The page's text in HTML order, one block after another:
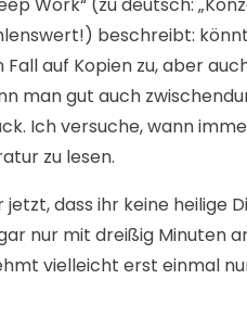
beschreibt:
auf Kopien zu, aber
man gut auch
Ich versuche, wann
zu lesen.
dass ihr keine heilige
nur mit dreißig Minuten
vielleicht erst einmal